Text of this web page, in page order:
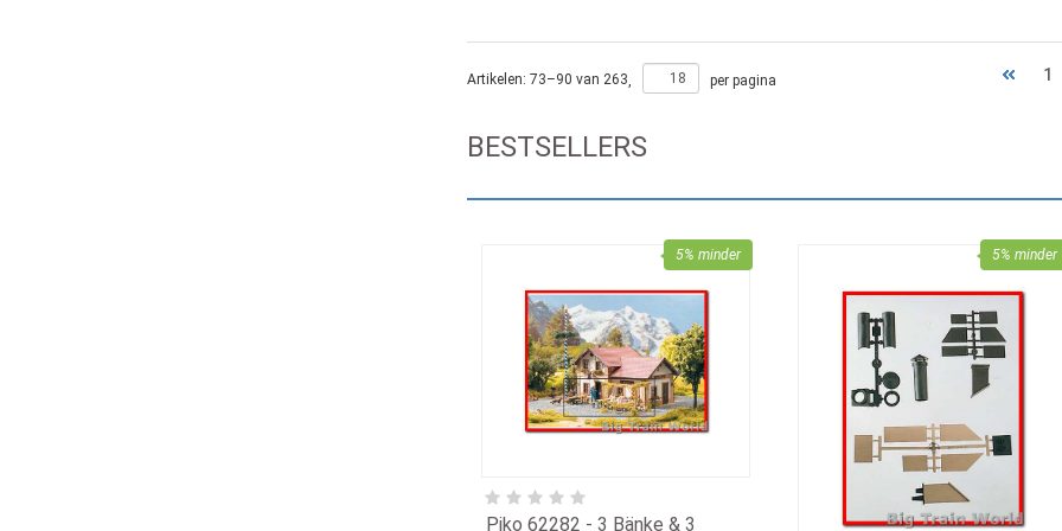
1
Artikelen:73–90 van263 per pagina
BESTSELLERS
Piko 62282 - 3 Bänke & 3
5% minder 5% minder